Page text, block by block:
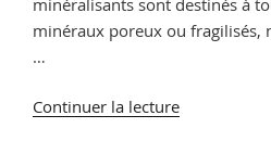
minéraux poreux ou fragilisés,
…
Continuer la lecturede